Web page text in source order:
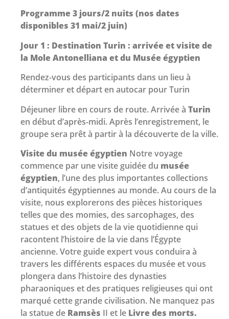
Programme 3 jours/2 nuits (nos dates
disponibles 31 mai/2 juin)
Jour 1 : Destination Turin : arrivée et visite de
la Mole Antonelliana et du Musée égyptien
Rendez-vous des participants dans un lieu à
déterminer et départ en autocar pour Turin
Déjeuner libre en cours de route. Arrivée à Turin
en début d’après-midi. Après l’enregistrement, le
groupe sera prêt à partir à la découverte de la ville.
Visite du musée égyptien Notre voyage
commence par une visite guidée du musée
égyptien, l’une des plus importantes collections
d’antiquités égyptiennes au monde. Au cours de la
visite, nous explorerons des pièces historiques
telles que des momies, des sarcophages, des
statues et des objets de la vie quotidienne qui
racontent l’histoire de la vie dans l’Égypte
ancienne. Votre guide expert vous conduira à
travers les différents espaces du musée et vous
plongera dans l’histoire des dynasties
pharaoniques et des pratiques religieuses qui ont
marqué cette grande civilisation. Ne manquez pas
la statue de Ramsès II et le Livre des morts.